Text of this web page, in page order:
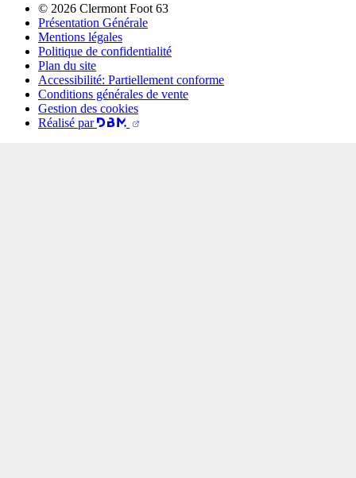
© 2026 Clermont Foot 63
Présentation Générale
Mentions légales
Politique de confidentialité
Plan du site
Accessibilité: Partiellement conforme
Conditions générales de vente
Gestion des cookies
Réalisé par